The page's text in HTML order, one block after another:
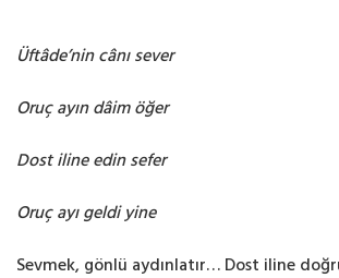
Üftâde’nin cânı sever
Oruç ayın dâim öğer
Dost iline edin sefer
Oruç ayı geldi yine
Sevmek, gönlü aydınlatır… Dost iline